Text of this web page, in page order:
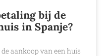
bij de
in Spanje?
aankoop van een huis